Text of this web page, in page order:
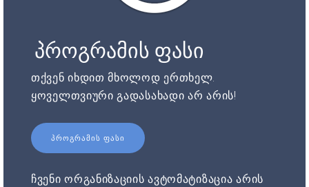
პროგრამის ფასი
თქვენ იხდით მხოლოდ ერთხელ.
ყოველთვიური გადასახადი არ არის!
ᲞᲠᲝᲒᲠᲐᲛᲘᲡ ᲤᲐᲡᲘ
ჩვენი ორგანიზაციის ავტომატიზაცია არის